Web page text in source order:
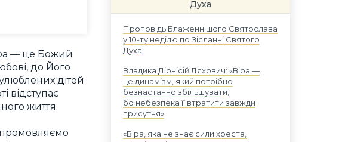
— це Божий
до Його
дітей
відступає
життя.
промовляємо
Духа
Проповідь Блаженнішого Святослава
у 10-ту неділю по Зісланні Святого
Духа
Владика Діонісій Ляхович: «Віра —
це динамізм, який потрібно
безнастанно збільшувати,
бо небезпека її втратити завжди
присутня»
«Віра, яка не знає сили хреста,